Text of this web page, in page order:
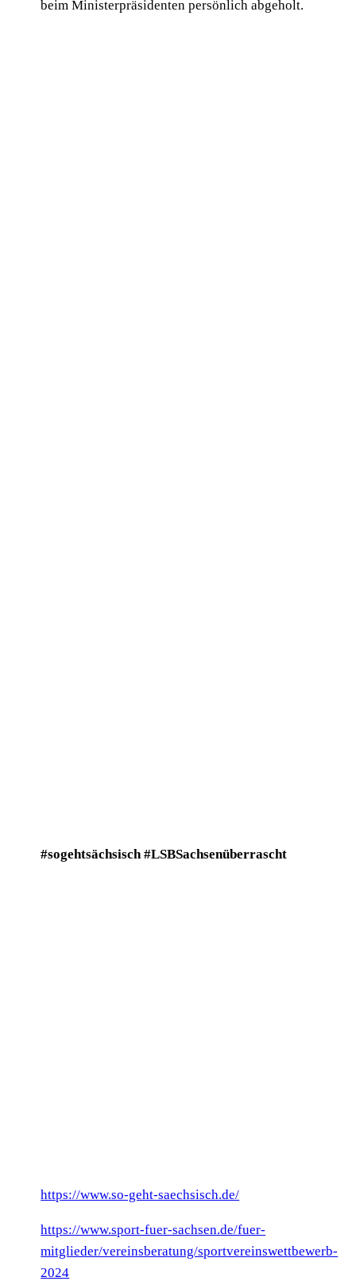
beim Ministerpräsidenten persönlich abgeholt.
#sogehtsächsisch #LSBSachsenüberrascht
https://www.so-geht-saechsisch.de/
https://www.sport-fuer-sachsen.de/fuer-
mitglieder/vereinsberatung/sportvereinswettbewerb-
2024